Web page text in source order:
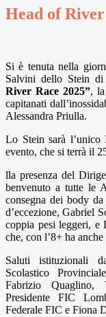
Head of River
Si è tenuta nella
Salvini dello Stein di
River Race 2025”, la
capitanati
Alessandra Priulla.
Lo Stein sarà l’unico
evento, che si terrà il
lla presenza del
benvenuto a tutte le
consegna dei body
d’eccezione, Gabriel
coppia pesi leggeri, e
che, con l’8+ ha
Saluti istituzionali
Scolastico
Fabrizio Quaglino,
Presidente FIC
Federale FIC e Fiona